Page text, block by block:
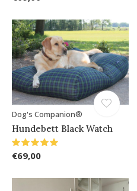
Dog's Companion®
Hundebett Black Watch
€69,00